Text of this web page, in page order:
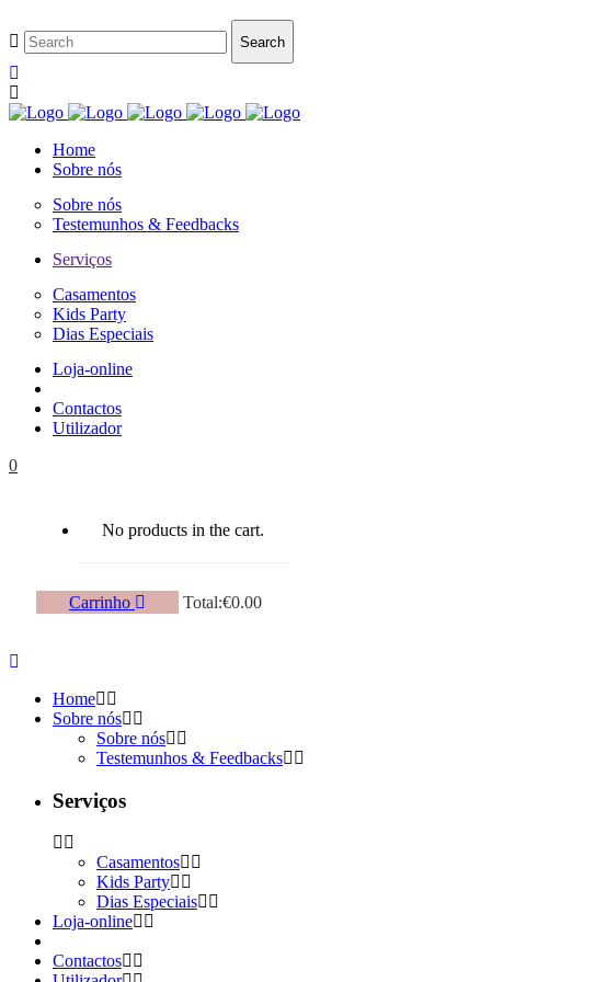
Home
Sobre nós
Sobre nós
Testemunhos & Feedbacks
Serviços
Casamentos
Kids Party
Dias Especiais
Loja-online
Contactos
Utilizador
0
No products in the cart.
Carrinho Total:€0.00
Home
Sobre nós
Sobre nós
Testemunhos & Feedbacks
Serviços
Casamentos
Kids Party
Dias Especiais
Loja-online
Contactos